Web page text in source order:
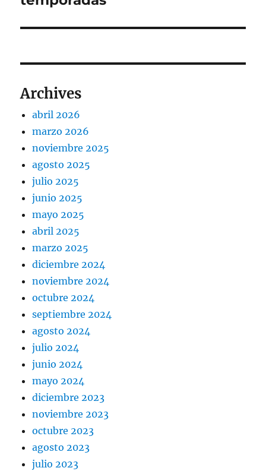
Archives
abril 2026
marzo 2026
noviembre 2025
agosto 2025
julio 2025
junio 2025
mayo 2025
abril 2025
marzo 2025
diciembre 2024
noviembre 2024
octubre 2024
septiembre 2024
agosto 2024
julio 2024
junio 2024
mayo 2024
diciembre 2023
noviembre 2023
octubre 2023
agosto 2023
julio 2023